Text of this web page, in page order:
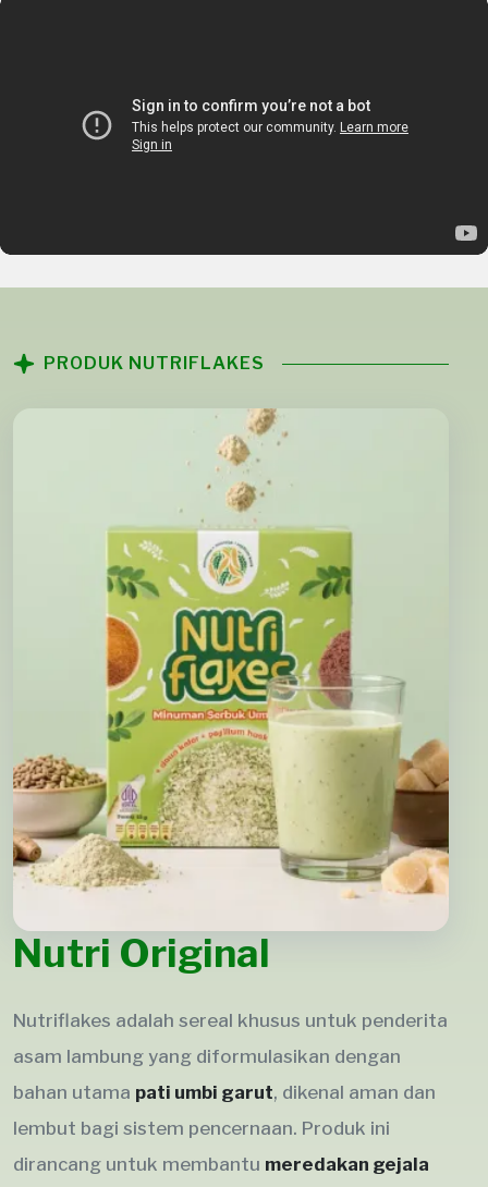
PRODUK NUTRIFLAKES
Nutri Original
Nutriflakes adalah sereal khusus untuk penderita
asam lambung yang diformulasikan dengan
bahan utama pati umbi garut, dikenal aman dan
lembut bagi sistem pencernaan. Produk ini
dirancang untuk membantu meredakan gejala